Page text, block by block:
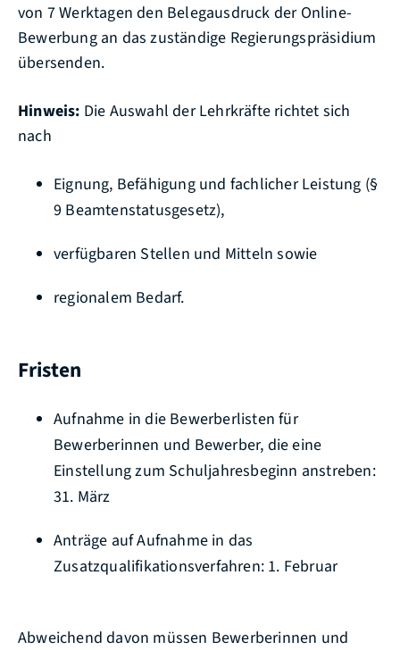
von 7 Werktagen den Belegausdruck der Online-
Bewerbung an das zuständige Regierungspräsidium
übersenden.
Hinweis: Die Auswahl der Lehrkräfte richtet sich
nach
Eignung, Befähigung und fachlicher Leistung (§
9 Beamtenstatusgesetz),
verfügbaren Stellen und Mitteln sowie
regionalem Bedarf.
Fristen
Aufnahme in die Bewerberlisten für
Bewerberinnen und Bewerber, die eine
Einstellung zum Schuljahresbeginn anstreben:
31. März
Anträge auf Aufnahme in das
Zusatzqualifikationsverfahren: 1. Februar
Abweichend davon müssen Bewerberinnen und